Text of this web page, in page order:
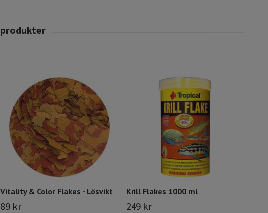
Vitality & Color Flakes - Lösvikt
89 kr
Krill Flakes 1000 ml
249 kr